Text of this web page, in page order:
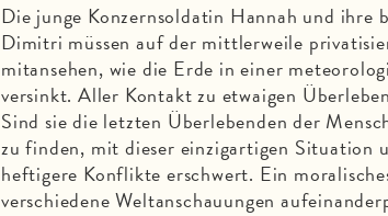
Die junge Konzernsoldatin Hannah und ihre
Dimitri müssen auf der mittlerweile
mitansehen, wie die Erde in einer
versinkt. Aller Kontakt zu etwaigen
Sind sie die letzten Überlebenden der
zu finden, mit dieser einzigartigen Situation
heftigere Konflikte erschwert. Ein
verschiedene Weltanschauungen